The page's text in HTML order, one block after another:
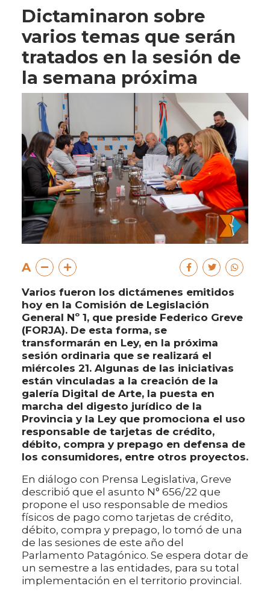
Dictaminaron sobre
varios temas que serán
tratados en la sesión de
la semana próxima
A
Varios fueron los dictámenes emitidos
hoy en la Comisión de Legislación
General Nº 1, que preside Federico Greve
(FORJA). De esta forma, se
transformarán en Ley, en la próxima
sesión ordinaria que se realizará el
miércoles 21. Algunas de las iniciativas
están vinculadas a la creación de la
galería Digital de Arte, la puesta en
marcha del digesto jurídico de la
Provincia y la Ley que promociona el uso
responsable de tarjetas de crédito,
débito, compra y prepago en defensa de
los consumidores, entre otros proyectos.
En diálogo con Prensa Legislativa, Greve
describió que el asunto N° 656/22 que
propone el uso responsable de medios
físicos de pago como tarjetas de crédito,
débito, compra y prepago, lo tomó de una
de las sesiones de este año del
Parlamento Patagónico. Se espera dotar de
un semestre a las entidades, para su total
implementación en el territorio provincial.